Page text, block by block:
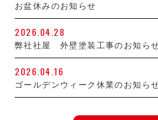
お盆休みのお知らせ
2026.04.28
弊社社屋 外壁塗装工事のお知ら
2026.04.16
ゴールデンウィーク休業のお知ら